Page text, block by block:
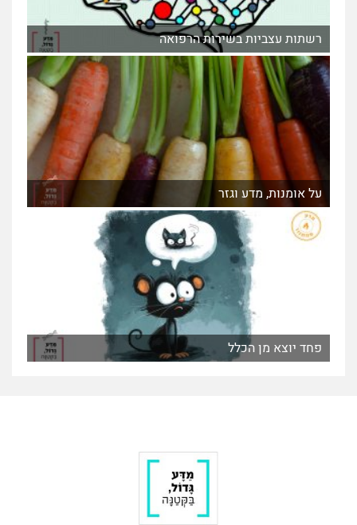
רשתות עצביות בשירות הרפואה
על אומנות, מדע וגזר
פחד יוצא מן הכלל